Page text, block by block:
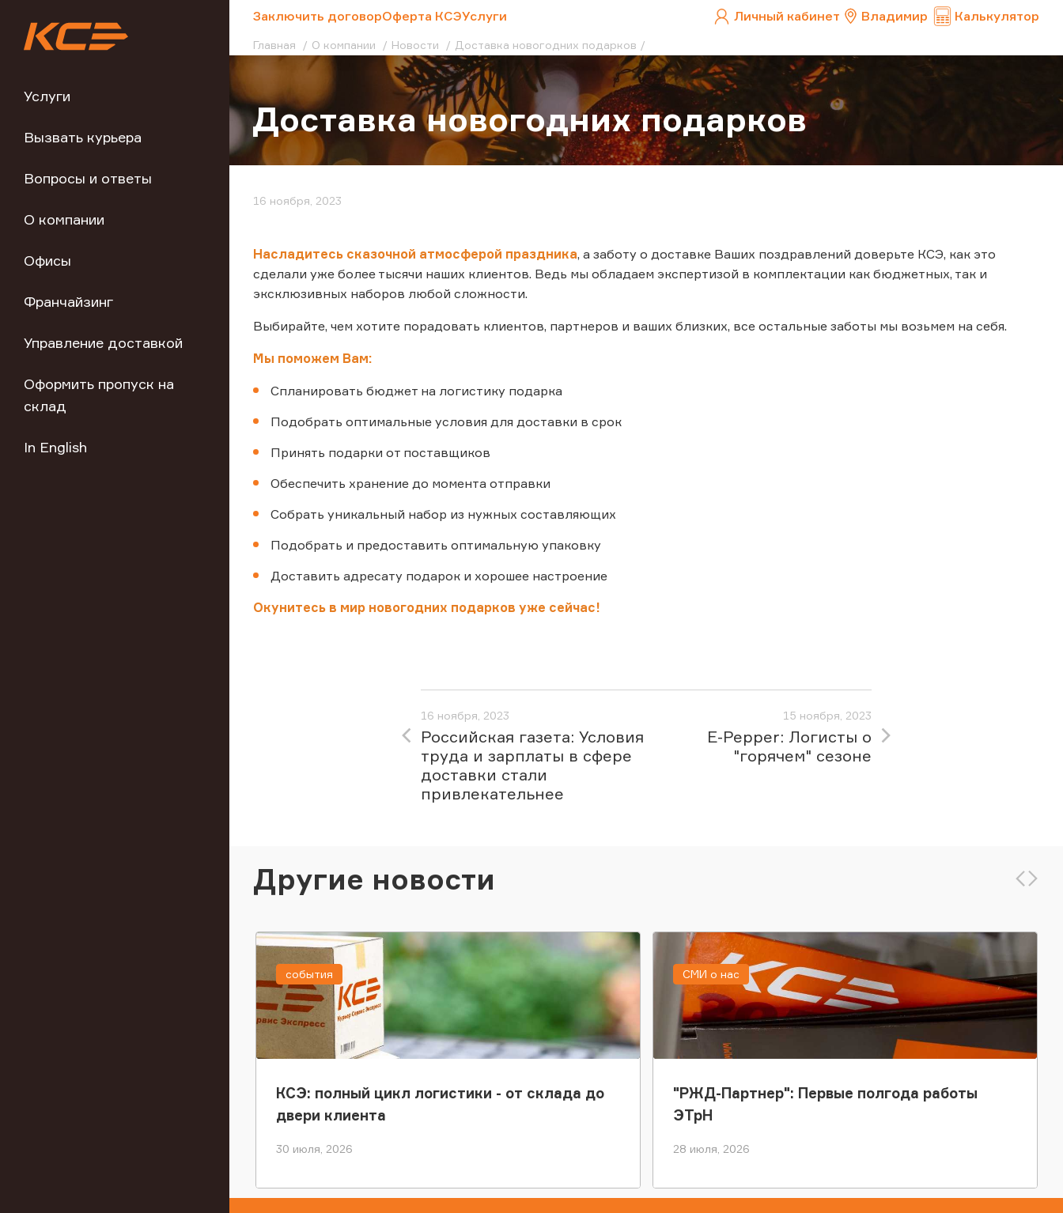
Услуги
Вызвать курьера
Вопросы и ответы
О компании
Офисы
Франчайзинг
Управление доставкой
Оформить пропуск на
склад
In English
Заключить договорОферта КСЭУслуги Личный кабинет Владимир Калькулятор
Главная О компании Новости Доставка новогодних подарков
Доставка новогодних подарков
16 ноября, 2023
Насладитесь сказочной атмосферой праздника, а заботу о доставке Ваших поздравлений доверьте КСЭ, как это
сделали уже более тысячи наших клиентов. Ведь мы обладаем экспертизой в комплектации как бюджетных, так и
эксклюзивных наборов любой сложности.
Выбирайте, чем хотите порадовать клиентов, партнеров и ваших близких, все остальные заботы мы возьмем на себя.
Мы поможем Вам:
Спланировать бюджет на логистику подарка
Подобрать оптимальные условия для доставки в срок
Принять подарки от поставщиков
Обеспечить хранение до момента отправки
Собрать уникальный набор из нужных составляющих
Подобрать и предоставить оптимальную упаковку
Доставить адресату подарок и хорошее настроение
Окунитесь в мир новогодних подарков уже сейчас!
16 ноября, 2023
Российская газета: Условия
труда и зарплаты в сфере
доставки стали
привлекательнее
15 ноября, 2023
E-Pepper: Логисты о
"горячем" сезоне
Другие новости
КСЭ: полный цикл логистики - от склада до
двери клиента
30 июля, 2026
события
"РЖД-Партнер": Первые полгода работы
ЭТрН
28 июля, 2026
СМИ о нас